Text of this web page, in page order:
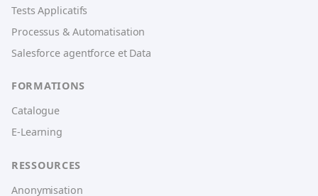
Tests Applicatifs
Processus & Automatisation
Salesforce agentforce et Data
FORMATIONS
Catalogue
E-Learning
RESSOURCES
Anonymisation